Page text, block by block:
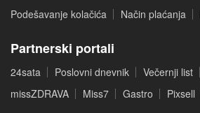
Podešavanje kolačića
Način plaćanja
Partnerski portali
24sata Poslovni dnevnik Večernji list
missZDRAVA
Miss7 Gastro Pixsell